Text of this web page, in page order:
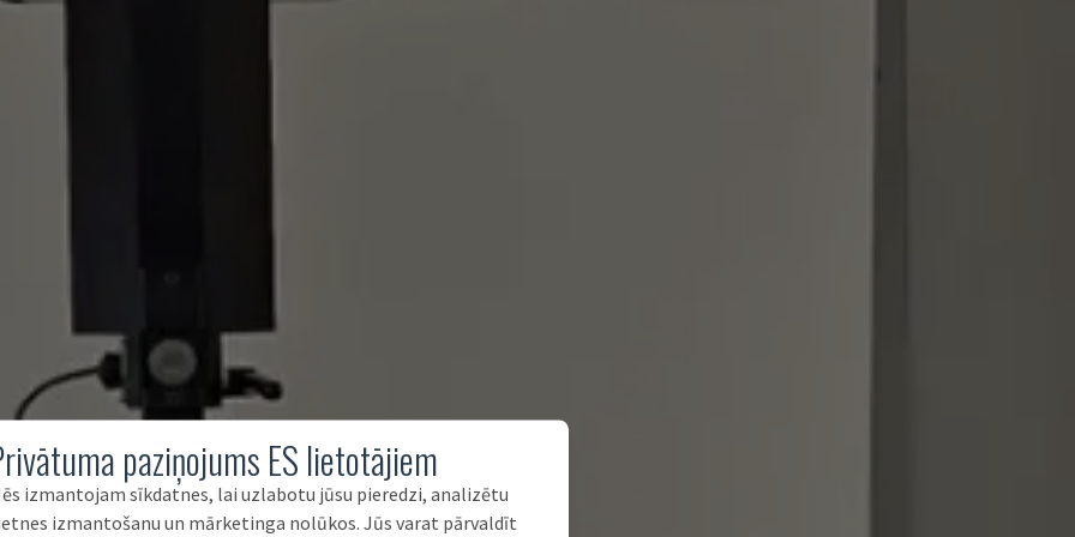
paziņojums ES lietotājiem
izmantojam sīkdatnes, lai uzlabotu jūsu pieredzi, analizētu
izmantošanu un mārketinga nolūkos. Jūs varat pārvaldīt